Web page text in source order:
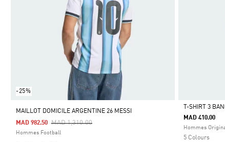
-25%
MAILLOT DOMICILE ARGENTINE 26 MESSI
Price Reduced From
MAD 1,310.00To
MAD 982.50
Hommes Football
Selected
T-SHIRT 3
MAD 410.00
Hommes
5 Colours